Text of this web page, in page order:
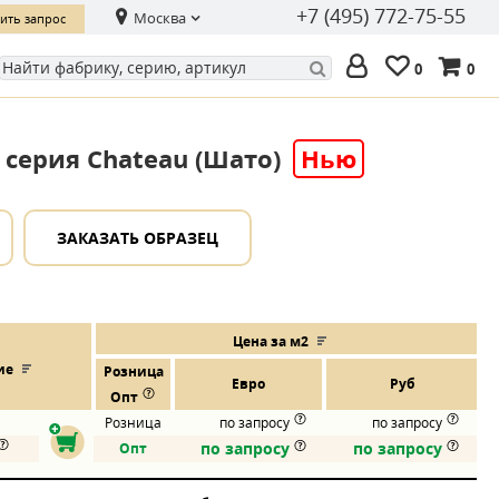
запрос Москва +7 (495) 772-75-55
0 0
Chateau (Шато) Нью
ЗАКАЗАТЬ ОБРАЗЕЦ
Цена за м2
Розница
Евро Руб
Опт
Розница
по запросу
по запросу
Опт
по запросу по запросу